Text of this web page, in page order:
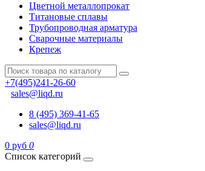
Цветной металлопрокат
Титановые сплавы
Трубопроводная арматура
Сварочные материалы
Крепеж
+7(495)241-26-60
sales@liqd.ru
8 (495) 369-41-65
sales@liqd.ru
0 руб 0
Список категорий